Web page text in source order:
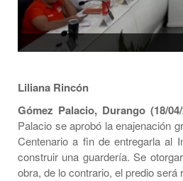
Liliana Rincón
Gómez Palacio, Durango (18/04/
Palacio se aprobó la enajenación
Centenario a fin de entregarla al
construir una guardería. Se
obra, de lo contrario, el predio será